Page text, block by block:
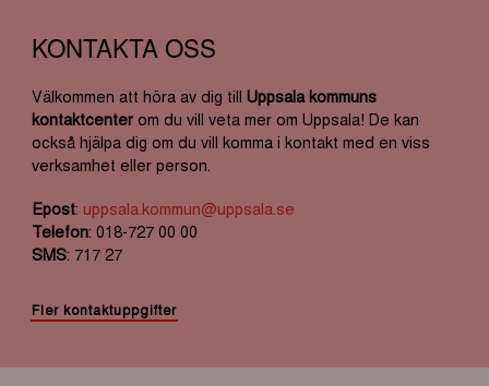
KONTAKTA OSS
Välkommen att höra av dig till Uppsala kommuns
kontaktcenter om du vill veta mer om Uppsala! De kan
också hjälpa dig om du vill komma i kontakt med en viss
verksamhet eller person.
Epost: uppsala.kommun@uppsala.se
Telefon: 018-727 00 00
SMS: 717 27
Fler kontaktuppgifter